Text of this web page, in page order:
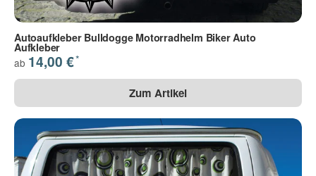
Autoaufkleber Bulldogge Motorradhelm Biker Auto
Aufkleber
ab 14,00 €*
Zum Artikel